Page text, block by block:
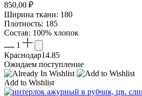
850,00 ₽
Ширина ткани: 180
Плотность: 185
Состав: 100% хлопок
1
Краснодар14.85
Ожидаем поступление
Add to Wishlist